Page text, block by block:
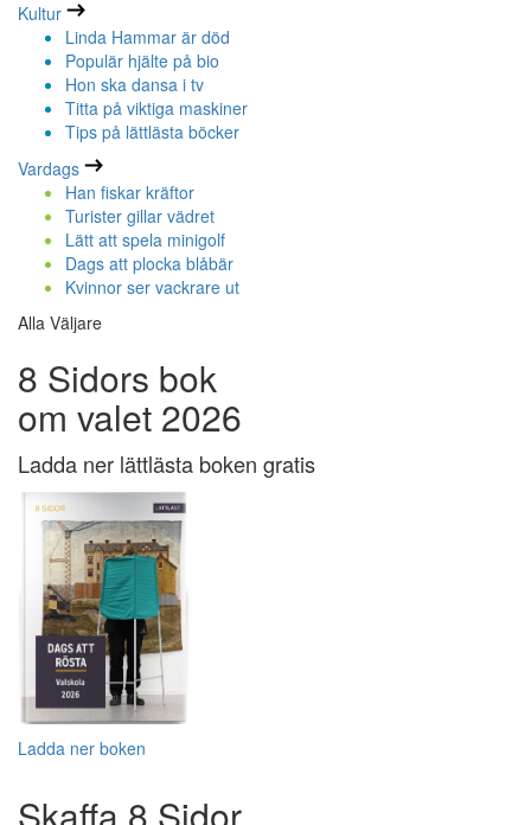
Kultur
Linda Hammar är död
Populär hjälte på bio
Hon ska dansa i tv
Titta på viktiga maskiner
Tips på lättlästa böcker
Vardags
Han fiskar kräftor
Turister gillar vädret
Lätt att spela minigolf
Dags att plocka blåbär
Kvinnor ser vackrare ut
Alla Väljare
8 Sidors bok
om valet 2026
Ladda ner lättlästa boken gratis
Ladda ner boken